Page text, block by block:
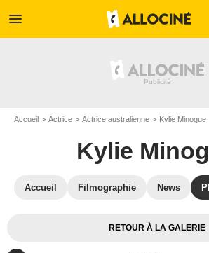
menu
Accueil Actrice Actrice australienne Kylie Minogue
Kylie
Accueil Filmographie News
RETOUR À LA GALERIE